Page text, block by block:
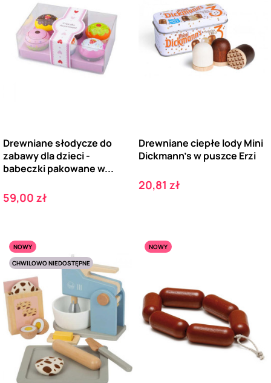
Drewniane słodycze do
zabawy dla dzieci -
babeczki pakowane w...
Cena
59,00 zł
Drewniane ciepłe lody Mini
Dickmann's w puszce Erzi
Cena
20,81 zł
NOWY
CHWILOWO NIEDOSTĘPNE
NOWY